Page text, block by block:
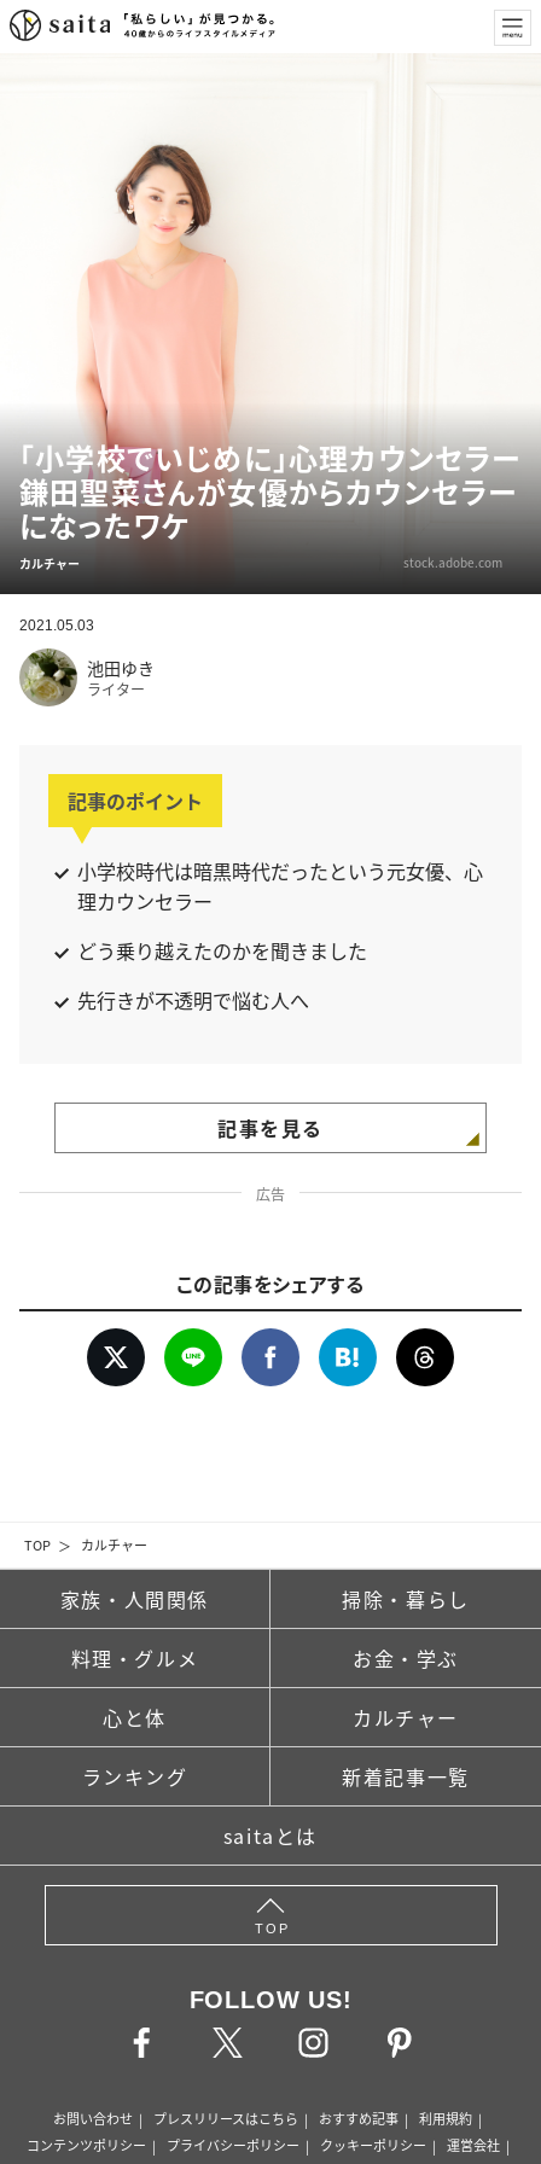
TOP カルチャー
「小学校でいじめに」心理カウンセラー
鎌田聖菜さんが女優からカウンセラー
になったワケ
カルチャー stock.adobe.com
2021.05.03
池田ゆき
ライター
記事のポイント
小学校時代は暗黒時代だったという元女優、心
理カウンセラー
どう乗り越えたのかを聞きました
先行きが不透明で悩む人へ
記事を見る
広告
この記事をシェアする
家族・人間関係 掃除・暮らし
料理・グルメ お金・学ぶ
心と体 カルチャー
ランキング 新着記事一覧
saitaとは
TOP
FOLLOW US!
お問い合わせ プレスリリースはこちら おすすめ記事
利用規約
コンテンツポリシー
プライバシーポリシー クッキーポリシー
運営会社